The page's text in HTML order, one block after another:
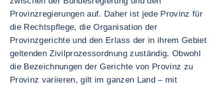
Provinzregierungen auf. Daher ist jede Provinz für
die Rechtspflege, die Organisation der
Provinzgerichte und den Erlass der in ihrem Gebiet
geltenden Zivilprozessordnung zuständig. Obwohl
die Bezeichnungen der Gerichte von Provinz zu
Provinz variieren, gilt im ganzen Land – mit